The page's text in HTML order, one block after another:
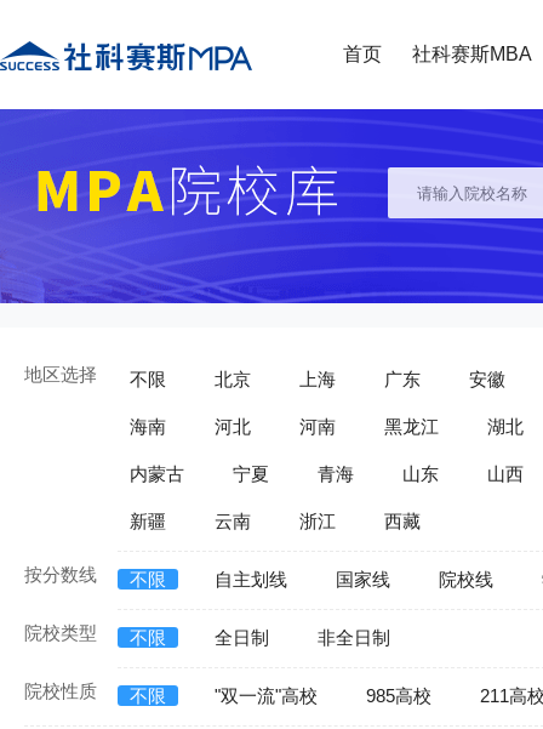
首页 社科赛斯MBA
地区选择 不限 北京 上海 广东 安徽
海南 河北 河南 黑龙江 湖北
内蒙古 宁夏 青海 山东 山西
新疆 云南 浙江 西藏
按分数线 不限 自主划线 国家线 院校线
院校类型 不限 全日制 非全日制
院校性质 不限 "双一流"高校 985高校 211高